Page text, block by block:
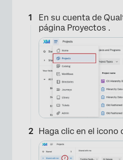
En su cuenta de
página Proyectos .
Haga clic en el icono